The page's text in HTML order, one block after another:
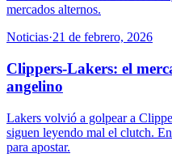
mercados alternos.
Noticias·21 de febrero, 2026
Clippers-Lakers: el
angelino
Lakers volvió a golpear a
siguen leyendo mal el clutch.
para apostar.